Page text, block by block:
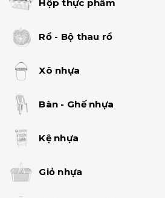
Hộp thực phẩm
Rổ - Bộ thau rổ
Xô nhựa
Bàn - Ghế nhựa
Kệ nhựa
Giỏ nhựa